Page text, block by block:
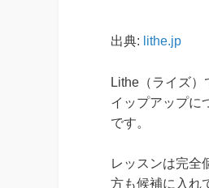
出典: lithe.jp
Lithe（ライズ
イップアップに
です。
レッスンは完全
方も候補に入れ